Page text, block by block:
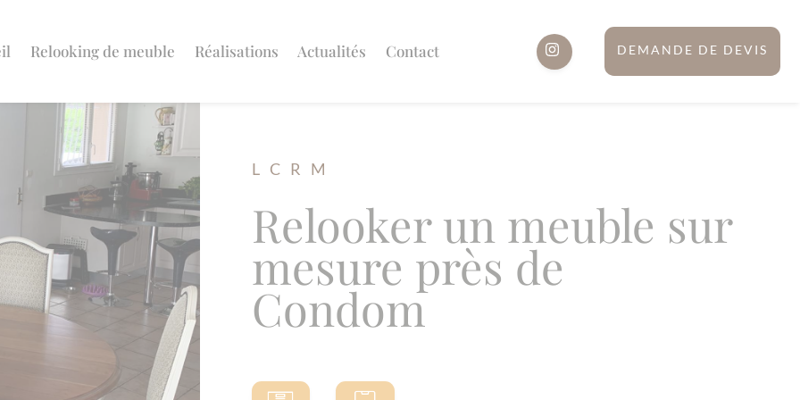
Relooking de meuble Réalisations Actualités Contact DEMANDE DE DEVIS
L C R M
Relooker un meuble sur
mesure près de
Condom